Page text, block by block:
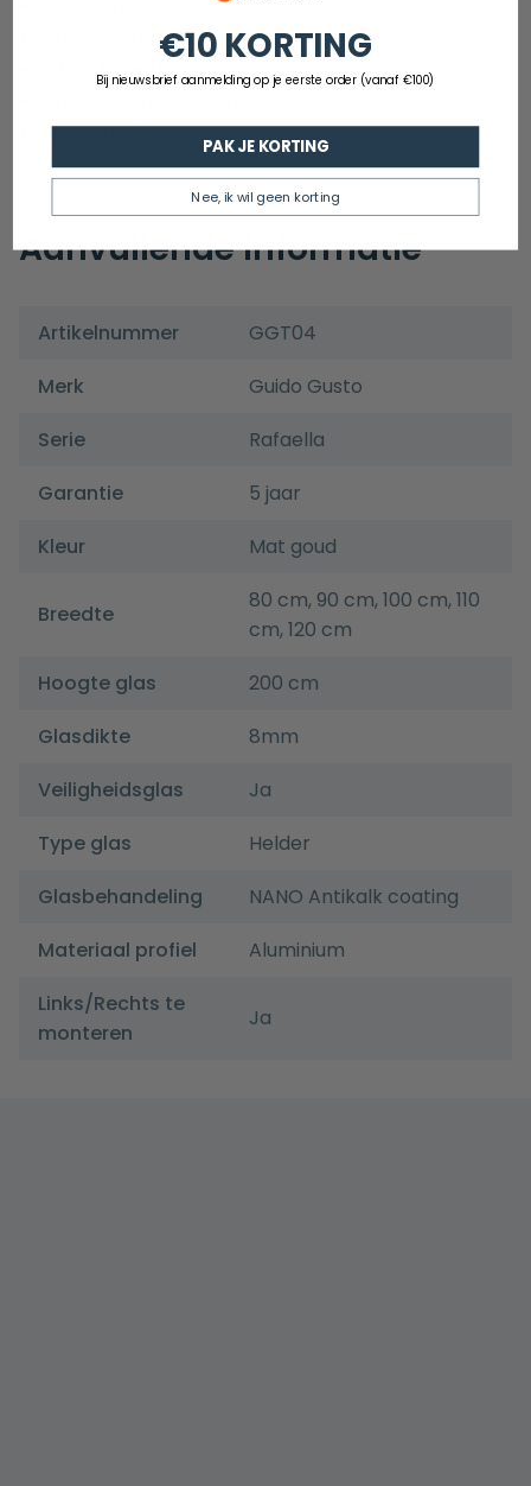
Nano coating: ja
Inkortbare stang: ja
Garantie: 5 jaar
Aanvullende informatie
Artikelnummer
GGT04
Merk
Guido Gusto
Serie
Rafaella
Garantie
5 jaar
Kleur
Mat goud
Breedte
80 cm, 90 cm, 100 cm, 110
cm, 120 cm
Hoogte glas
200 cm
Glasdikte
8mm
Veiligheidsglas
Ja
Type glas
Helder
Glasbehandeling
NANO Antikalk coating
Materiaal profiel
Aluminium
Links/Rechts te
monteren
Ja
€10 KORTING
Bij nieuwsbrief aanmelding op je eerste order (vanaf €100)
PAK JE KORTING
Nee, ik wil geen korting